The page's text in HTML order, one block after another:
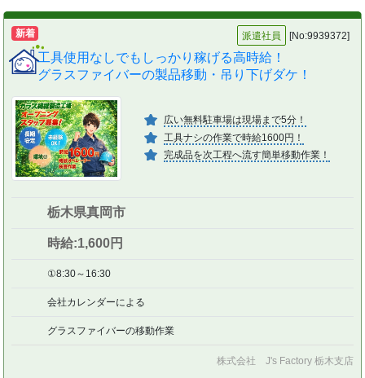
新着 派遣社員 [No:9939372]
工具使用なしでもしっかり稼げる高時給！
グラスファイバーの製品移動・吊り下げダケ！
広い無料駐車場は現場まで5分！
工具ナシの作業で時給1600円！
完成品を次工程へ流す簡単移動作業！
栃木県真岡市
時給:1,600円
①8:30～16:30
会社カレンダーによる
グラスファイバーの移動作業
株式会社 J's Factory 栃木支店